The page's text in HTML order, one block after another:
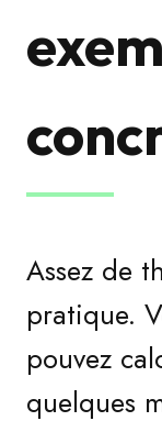
Assez de
pratique.
pouvez
quelques